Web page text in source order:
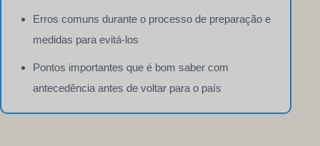
Erros comuns durante o processo de preparação e
medidas para evitá-los
Pontos importantes que é bom saber com
antecedência antes de voltar para o país